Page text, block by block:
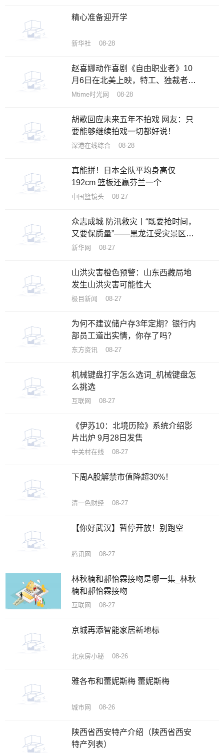
精心准备迎开学
新华社 08-28
赵喜娜动作喜剧《自由职业者》10
月6日在北美上映，特工、独裁者和
美女丛林逃亡
Mtime时光网 08-28
胡歌回应未来五年不拍戏 网友：只
要能够继续拍戏一切都好说！
深港在线综合 08-28
真能拼！日本全队平均身高仅
192cm 篮板还赢芬兰一个
中国篮镜头 08-27
众志成城 防汛救灾丨“既要抢时间，
又要保质量”——黑龙江受灾景区加
速恢复重建
新华网 08-27
山洪灾害橙色预警：山东西藏局地
发生山洪灾害可能性大
极目新闻 08-27
为何不建议储户存3年定期？银行内
部员工道出实情，你存了吗？
东方资讯 08-27
机械键盘打字怎么选词_机械键盘怎
么挑选
互联网 08-27
《伊苏10：北境历险》系统介绍影
片出炉 9月28日发售
中关村在线 08-27
下周A股解禁市值降超30%！
清一色财经 08-27
【你好武汉】暂停开放！别跑空
腾讯网 08-27
林秋楠和郝怡霖接吻是哪一集_林秋
楠和郝怡霖接吻
互联网 08-27
京城再添智能家居新地标
北京房小秘 08-26
雅各布和蕾妮斯梅 蕾妮斯梅
城市网 08-26
陕西省西安特产介绍（陕西省西安
特产列表）